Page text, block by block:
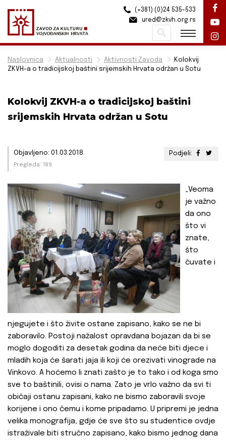
Naslovnica Aktualnosti Aktivnosti Zavoda
Kolokvij
ZKVH-a o tradicijskoj baštini srijemskih Hrvata održan u Sotu
Kolokvij ZKVH-a o tradicijskoj baštini
srijemskih Hrvata održan u Sotu
Podjeli:
Objavljeno: 01.03.2018.
Pregleda: 189
„Veoma
je važno
da ono
što vi
znate,
što
čuvate i
njegujete i što živite ostane zapisano, kako se ne bi
zaboravilo. Postoji nažalost opravdana bojazan da bi se
moglo dogoditi za desetak godina da neće biti djece i
mladih koja će šarati jaja ili koji će orezivati vinograde na
Vinkovo. A hoćemo li znati zašto je to tako i od koga smo
sve to baštinili, ovisi o nama. Zato je vrlo važno da svi ti
običaji ostanu zapisani, kako ne bismo zaboravili svoje
korijene i ono čemu i kome pripadamo. U pripremi je jedna
velika monografija, gdje će sve što su studentice ovdje
istraživale biti stručno zapisano, kako bismo jednog dana
(+381) (0)24 535-533
ured@zkvh.org.rs
Pretraži